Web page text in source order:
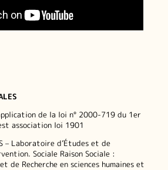
de la loi n° 2000-719 du 1er
association loi 1901
– Laboratoire d’Études et de
Sociale Raison Sociale :
de Recherche en sciences humaines et